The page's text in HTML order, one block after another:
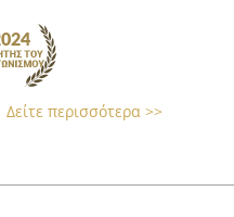
Δείτε περισσότερα >>